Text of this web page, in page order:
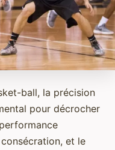
ball, la précision
pour décrocher
et le